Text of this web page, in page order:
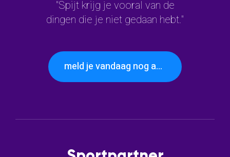
"Spijt krijg je vooral van de
dingen die je niet gedaan hebt."
meld je vandaag nog aan